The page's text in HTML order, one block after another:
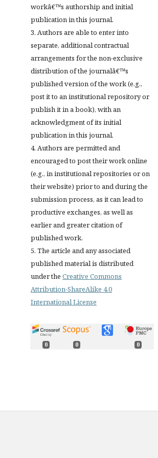
workâ€™s authorship and initial
publication in this journal.
3. Authors are able to enter into
separate, additional contractual
arrangements for the non-exclusive
distribution of the journalâ€™s
published version of the work (e.g.,
post it to an institutional repository or
publish it in a book), with an
acknowledgment of its initial
publication in this journal.
4. Authors are permitted and
encouraged to post their work online
(e.g., in institutional repositories or on
their website) prior to and during the
submission process, as it can lead to
productive exchanges, as well as
earlier and greater citation of
published work.
5. The article and any associated
published material is distributed
under the Creative Commons
Attribution-ShareAlike 4.0
International License
0 0 0